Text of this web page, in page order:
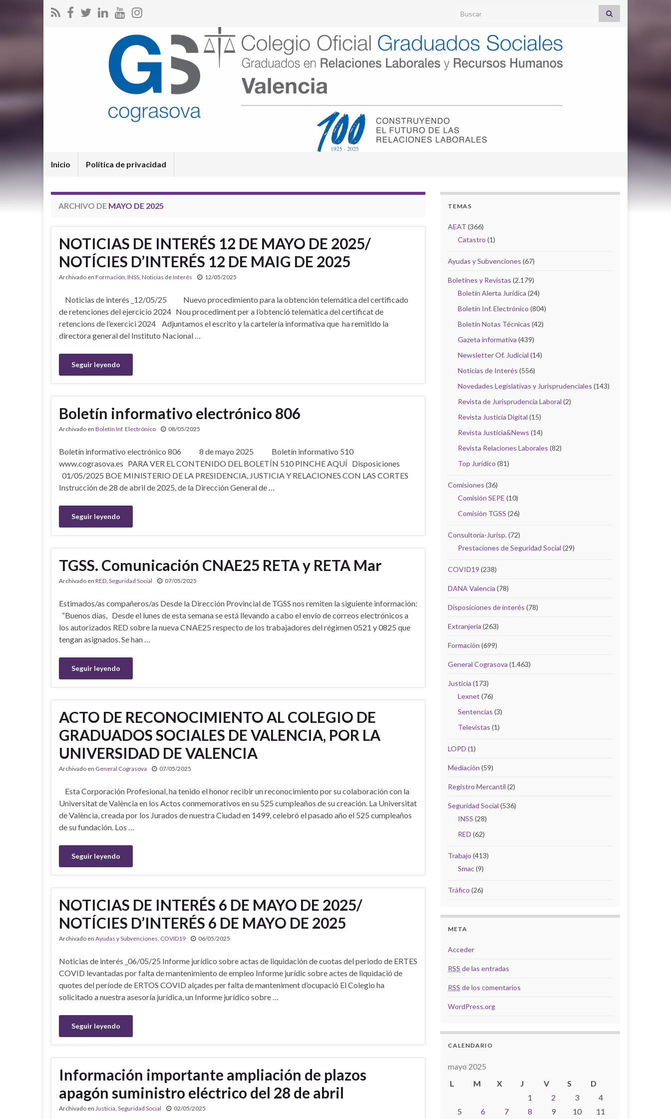
Search for:
Inicio Política de privacidad
ARCHIVO DE MAYO DE 2025
NOTICIAS DE INTERÉS 12 DE MAYO DE 2025/
NOTÍCIES D’INTERÉS 12 DE MAIG DE 2025
Archivado en Formación, INSS, Noticias de Interés 12/05/2025
Noticias de interés _12/05/25 Nuevo procedimiento para la obtención telemática del certificado
de retenciones del ejercicio 2024 Nou procediment per a l’obtenció telemàtica del certificat de
retencions de l’exercici 2024 Adjuntamos el escrito y la cartelería informativa que ha remitido la
directora general del Instituto Nacional …
Seguir leyendo
Boletín informativo electrónico 806
Archivado en Boletín Inf. Electrónico 08/05/2025
Boletín informativo electrónico 806 8 de mayo 2025 Boletín informativo 510
www.cograsova.es PARA VER EL CONTENIDO DEL BOLETÍN 510 PINCHE AQUÍ Disposiciones
01/05/2025 BOE MINISTERIO DE LA PRESIDENCIA, JUSTICIA Y RELACIONES CON LAS CORTES
Instrucción de 28 de abril de 2025, de la Dirección General de …
Seguir leyendo
TGSS. Comunicación CNAE25 RETA y RETA Mar
Archivado en RED, Seguridad Social 07/05/2025
Estimados/as compañeros/as Desde la Dirección Provincial de TGSS nos remiten la siguiente información:
“Buenos días, Desde el lunes de esta semana se está llevando a cabo el envío de correos electrónicos a
los autorizados RED sobre la nueva CNAE25 respecto de los trabajadores del régimen 0521 y 0825 que
tengan asignados. Se han …
Seguir leyendo
ACTO DE RECONOCIMIENTO AL COLEGIO DE
GRADUADOS SOCIALES DE VALENCIA, POR LA
UNIVERSIDAD DE VALENCIA
Archivado en General Cograsova 07/05/2025
Esta Corporación Profesional, ha tenido el honor recibir un reconocimiento por su colaboración con la
Universitat de València en los Actos conmemorativos en su 525 cumpleaños de su creación. La Universitat
de València, creada por los Jurados de nuestra Ciudad en 1499, celebró el pasado año el 525 cumpleaños
de su fundación. Los …
Seguir leyendo
NOTICIAS DE INTERÉS 6 DE MAYO DE 2025/
NOTÍCIES D’INTERÉS 6 DE MAYO DE 2025
Archivado en Ayudas y Subvenciones, COVID19 06/05/2025
Noticias de interés _06/05/25 Informe jurídico sobre actas de liquidación de cuotas del periodo de ERTES
COVID levantadas por falta de mantenimiento de empleo Informe jurídic sobre actes de liquidació de
quotes del període de ERTOS COVID alçades per falta de manteniment d’ocupació El Colegio ha
solicitado a nuestra asesoría jurídica, un Informe jurídico sobre …
Seguir leyendo
Información importante ampliación de plazos
apagón suministro eléctrico del 28 de abril
Archivado en Justicia, Seguridad Social 02/05/2025
TEMAS
AEAT (366)
Catastro (1)
Ayudas y Subvenciones (67)
Boletines y Revistas (2.179)
Boletín Alerta Jurídica (24)
Boletín Inf. Electrónico (804)
Boletín Notas Técnicas (42)
Gazeta informativa (439)
Newsletter Of. Judicial (14)
Noticias de Interés (556)
Novedades Legislativas y Jurisprudenciales (143)
Revista de Jurisprudencia Laboral (2)
Revista Justicia Digital (15)
Revista Justicia&News (14)
Revista Relaciones Laborales (82)
Top Jurídico (81)
Comisiones (36)
Comisión SEPE (10)
Comisión TGSS (26)
Consultoría-Jurisp.(72)
Prestaciones de Seguridad Social (29)
COVID19 (238)
DANA Valencia (78)
Disposiciones de interés (78)
Extranjería (263)
Formación (699)
General Cograsova (1.463)
Justicia (173)
Lexnet (76)
Sentencias (3)
Televistas (1)
LOPD (1)
Mediación (59)
Registro Mercantil (2)
Seguridad Social (536)
INSS (28)
RED (62)
Trabajo (413)
Smac(9)
Tráfico (26)
META
Acceder
RSS de las entradas
RSS de los comentarios
WordPress.org
CALENDARIO
mayo 2025
L
M X J V S
D
1
2 3
4
5
6 7 8 9 10 11